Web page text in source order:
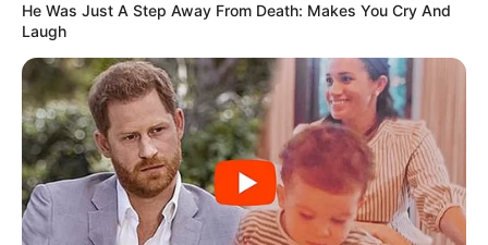
He Was Just A Step Away From Death: Makes You Cry And
Laugh